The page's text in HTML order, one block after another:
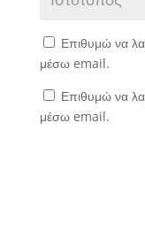
Επιθυμώ να
μέσω email.
Επιθυμώ να
μέσω email.